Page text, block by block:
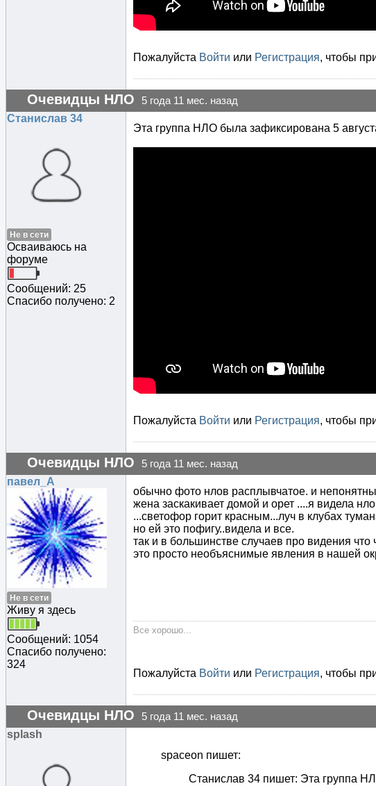
Пожалуйста Войти или Регистрация, чтобы
Очевидцы НЛО 5 года 11 мес. назад
Станислав 34
Не в сети
Осваиваюсь на
форуме
Сообщений: 25
Спасибо получено: 2
Эта группа НЛО была зафиксирована 5
Пожалуйста Войти или Регистрация, чтобы
Очевидцы НЛО 5 года 11 мес. назад
павел_А
Не в сети
Живу я здесь
Сообщений: 1054
Спасибо получено:
324
обычно фото нлов расплывчатое. и
жена заскакивает домой и орет ....я видела
...светофор горит красным...луч в клубах
но ей это пофигу..видела и все.
так и в большинстве случаев про видения что
это просто необъяснимые явления в нашей
Все хорошо...
Пожалуйста Войти или Регистрация, чтобы
Очевидцы НЛО 5 года 11 мес. назад
splash
spaceon пишет:
Станислав 34 пишет: Эта группа